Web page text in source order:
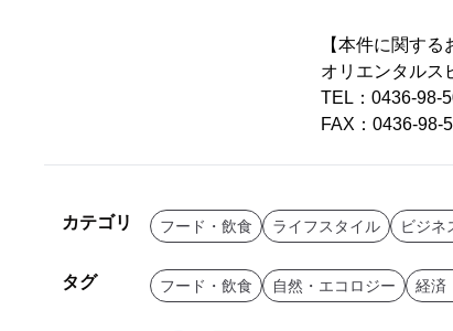
【本件に関する
オリエンタル
TEL：0436-98-
FAX：0436-98-
カテゴリ フード・飲食 ライフスタイル ビジネ
タグ フード・飲食 自然・エコロジー 経済